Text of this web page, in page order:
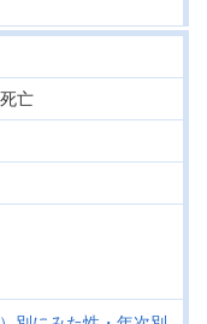
亡